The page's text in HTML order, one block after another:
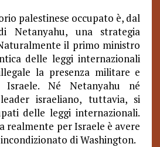
palestinese occupato è, dal
Netanyahu, una strategia
il primo ministro
delle leggi internazionali
la presenza militare e
Né Netanyahu né
israeliano, tuttavia, si
delle leggi internazionali.
realmente per Israele è avere
di Washington.